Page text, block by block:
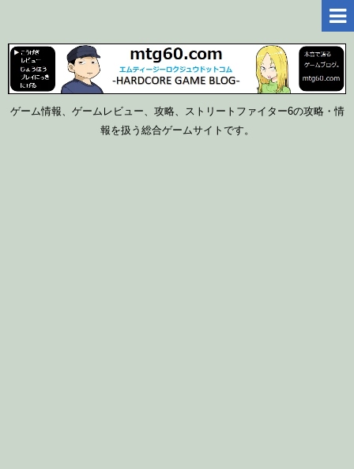
ゲーム情報、ゲームレビュー、攻略、ストリートファイター6の攻略・情
報を扱う総合ゲームサイトです。